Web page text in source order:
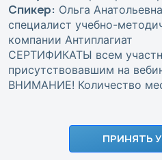
Спикер: Ольга
специалист учебно-
компании Антиплагиат
СЕРТИФИКАТЫ всем
присутствовавшим на
ВНИМАНИЕ! Количество
ПРИНЯТЬ